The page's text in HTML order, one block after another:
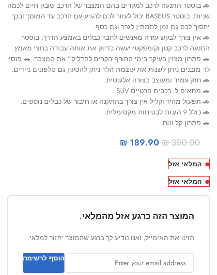
🚗 בוסטר התנעה לרכב למקרים בהם המצבר של הרכב שובק חיים לכמה
שניות. בוסטר BASEUS יכול לעזור לכם להגיע עם הרכב עד המוסך ובכך
יחסוך לכם גם זמן להמתין לגרר וגם כסף.
🚗 אין צורך לבקש עזרה מאנשים לחבר כבלים באמצע הדרך. בוסטר
התנעה לרכב קטן וקומפקטי יעשה בדיוק את אותה עבודה בחצי מאמץ.
🚗 פתרון מצוין בעיקר בימי החורף הקרים להדליק” את המצבר. 🚗 פנסי
לד מובנים ניתן לשנות את עוצמת הלד ניתן להטעין גם טלפונים ניידים.
🚗 חזק עמיד ומעוצב בצורה אלגנטית.
🚗 מתאים ל: רכבים פרטיים SUV
🚗 תפעול מהיר וקליל אין צורך בהתקנה או חיבור של כבלים נוספים.
🚗 כולל 9 הגנות לבטיחות מקסימלית.
🚗 פתרון קל ונוח.
₪300.00
₪ 189.90
המלאי אזל
המלאי אזל
המוצר הזה כרגע אזל מהמלאי.
הזינו את האימייל, ואנו נודיע לך ברגע שהמוצר יחזור למלאי.
הוסף לרשימה